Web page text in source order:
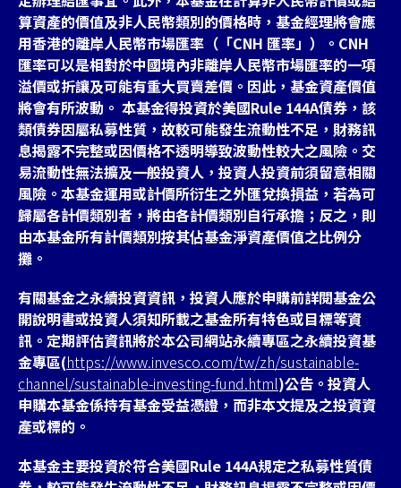
算資產的價值及非人民幣類別的價格時，基金經理將會應
用香港的離岸人民幣市場匯率（「CNH 匯率」）。CNH
匯率可以是相對於中國境內非離岸人民幣市場匯率的一項
溢價或折讓及可能有重大買賣差價。因此，基金資產價值
將會有所波動。 本基金得投資於美國Rule 144A債券，該
類債券因屬私募性質，故較可能發生流動性不足，財務訊
息揭露不完整或因價格不透明導致波動性較大之風險。交
易流動性無法擴及一般投資人，投資人投資前須留意相關
風險。本基金運用或計價所衍生之外匯兌換損益，若為可
歸屬各計價類別者，將由各計價類別自行承擔；反之，則
由本基金所有計價類別按其佔基金淨資產價值之比例分
攤。
有關基金之永續投資資訊，投資人應於申購前詳閱基金公
開說明書或投資人須知所載之基金所有特色或目標等資
訊。定期評估資訊將於本公司網站永續專區之永續投資基
金專區(https://www.invesco.com/tw/zh/sustainable-
channel/sustainable-investing-fund.html)公告。投資人
申購本基金係持有基金受益憑證，而非本文提及之投資資
產或標的。
本基金主要投資於符合美國Rule 144A規定之私募性質債